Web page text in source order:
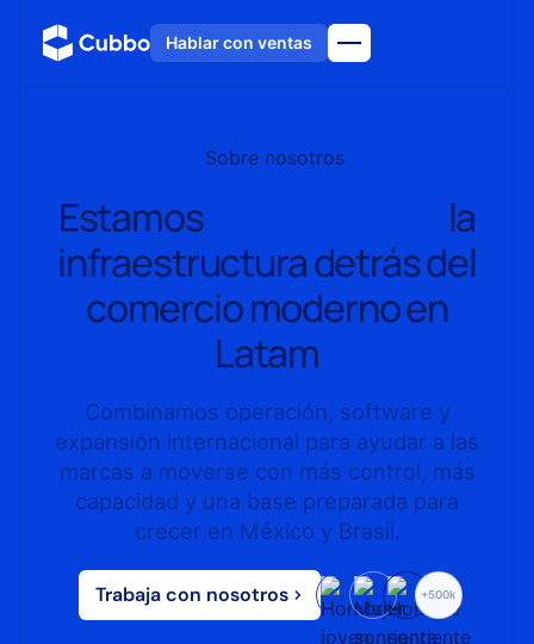
Hablar con ventas
Sobre nosotros
Estamos
la
infraestructura detrás del
comercio moderno en
Latam
Combinamos operación, software y
expansión internacional para ayudar a las
marcas a moverse con más control, más
capacidad y una base preparada para
crecer en México y Brasil.
Trabaja con nosotros +500k